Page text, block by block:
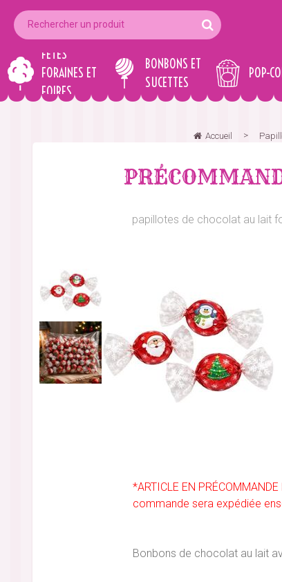
FÊTES
FORAINES ET
FOIRES
BONBONS ET
SUCETTES
POP-
Accueil
papillotes de chocolat au lait
*ARTICLE EN
commande sera expédiée
Bonbons de chocolat au lait